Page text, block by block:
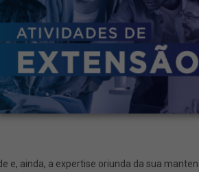
ainda, a expertise oriunda da sua